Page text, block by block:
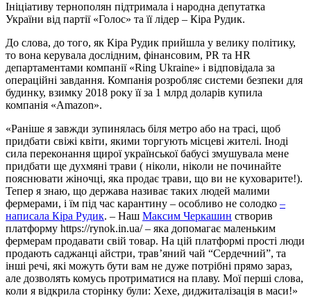
Ініціативу тернополян підтримала і народна депутатка
України від партії «Голос» та її лідер – Кіра Рудик.
До слова, до того, як Кіра Рудик прийшла у велику політику,
то вона керувала дослідним, фінансовим, PR та HR
департаментами компанії «Ring Ukraine» і відповідала за
операційні завдання. Компанія розробляє системи безпеки для
будинку, взимку 2018 року її за 1 млрд доларів купила
компанія «Amazon».
«Раніше я завжди зупинялась біля метро або на трасі, щоб
придбати свіжі квіти, якими торгують місцеві жителі. Іноді
сила переконання щирої української бабусі змушувала мене
придбати ще духмяні трави ( ніколи, ніколи не починайте
пояснювати жіночці, яка продає трави, що ви не куховарите!).
Тепер я знаю, що держава називає таких людей малими
фермерами, і їм під час карантину – особливо не солодко –
написала Кіра Рудик. – Наш Максим Черкашин створив
платформу https://rynok.in.ua/ – яка допомагає маленьким
фермерам продавати свій товар. На цій платформі прості люди
продають саджанці айстри, трав’яний чай “Сердечний”, та
інші речі, які можуть бути вам не дуже потрібні прямо зараз,
але дозволять комусь протриматися на плаву. Мої перші слова,
коли я відкрила сторінку були: Хехе, диджиталізація в маси!»